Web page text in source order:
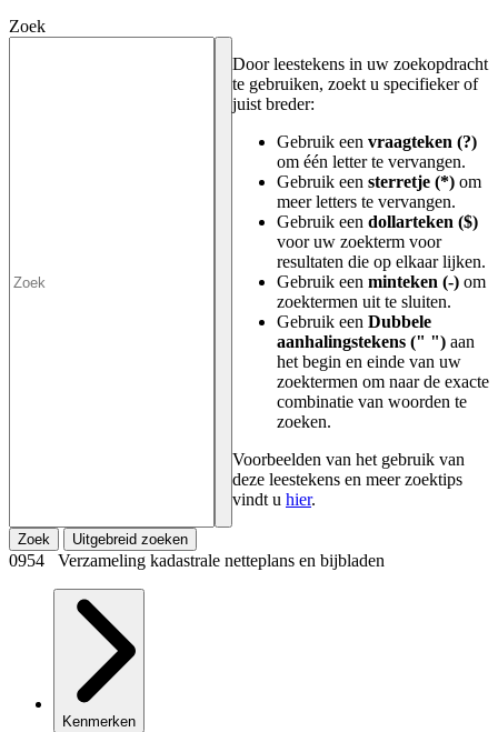
Zoek
Door leestekens in uw zoekopdracht
te gebruiken, zoekt u specifieker of
juist breder:
Gebruik een vraagteken (?)
om één letter te vervangen.
Gebruik een sterretje (*) om
meer letters te vervangen.
Gebruik een dollarteken ($)
voor uw zoekterm voor
resultaten die op elkaar lijken.
Gebruik een minteken (-) om
zoektermen uit te sluiten.
Gebruik een Dubbele
aanhalingstekens (" ") aan
het begin en einde van uw
zoektermen om naar de exacte
combinatie van woorden te
zoeken.
Voorbeelden van het gebruik van
deze leestekens en meer zoektips
vindt u hier.
Zoek Uitgebreid zoeken
0954 Verzameling kadastrale netteplans en bijbladen
Kenmerken